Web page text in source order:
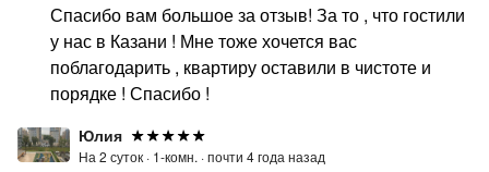
Спасибо вам большое за отзыв! За то , что гостили
у нас в Казани ! Мне тоже хочется вас
поблагодарить , квартиру оставили в чистоте и
порядке ! Спасибо !
Юлия
На 2 суток · 1-комн. ·почти 4 года назад